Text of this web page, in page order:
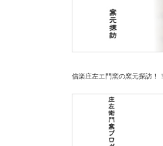
信楽庄左エ門窯の窯元探訪！！